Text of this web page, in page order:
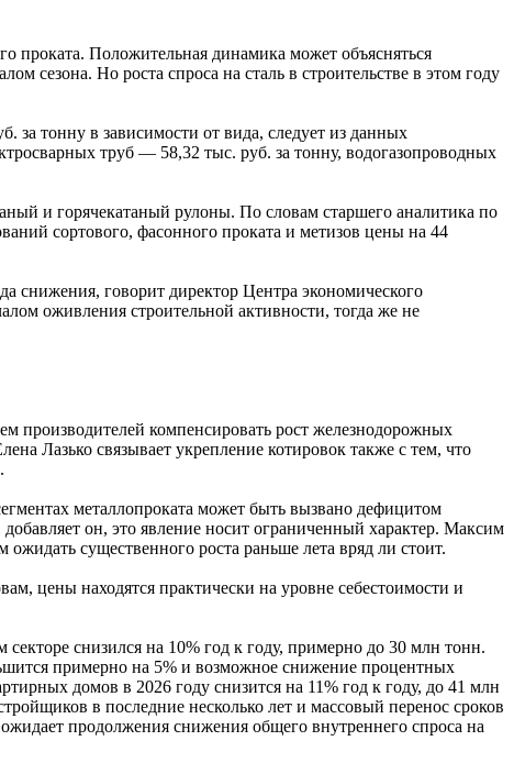
проката. Положительная динамика может объясняться
сезона. Но роста спроса на сталь в строительстве в этом году
за тонну в зависимости от вида, следует из данных
труб — 58,32 тыс. руб. за тонну, водогазопроводных
и горячекатаный рулоны. По словам старшего аналитика по
сортового, фасонного проката и метизов цены на 44
снижения, говорит директор Центра экономического
оживления строительной активности, тогда же не
производителей компенсировать рост железнодорожных
Лазько связывает укрепление котировок также с тем, что
металлопроката может быть вызвано дефицитом
он, это явление носит ограниченный характер. Максим
существенного роста раньше лета вряд ли стоит.
цены находятся практически на уровне себестоимости и
снизился на 10% год к году, примерно до 30 млн тонн.
примерно на 5% и возможное снижение процентных
домов в 2026 году снизится на 11% год к году, до 41 млн
в последние несколько лет и массовый перенос сроков
продолжения снижения общего внутреннего спроса на